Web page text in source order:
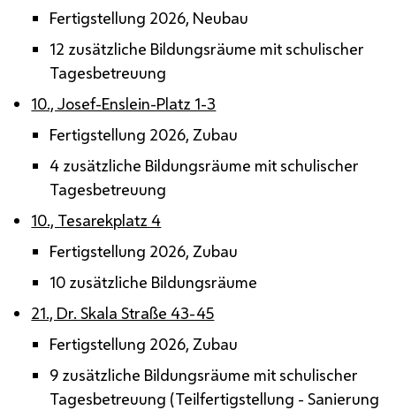
Fertigstellung 2026, Neubau
12 zusätzliche Bildungsräume mit schulischer
Tagesbetreuung
10., Josef-Enslein-Platz 1-3
Fertigstellung 2026, Zubau
4 zusätzliche Bildungsräume mit schulischer
Tagesbetreuung
10., Tesarekplatz 4
Fertigstellung 2026, Zubau
10 zusätzliche Bildungsräume
21., Dr. Skala Straße 43-45
Fertigstellung 2026, Zubau
9 zusätzliche Bildungsräume mit schulischer
Tagesbetreuung (Teilfertigstellung - Sanierung